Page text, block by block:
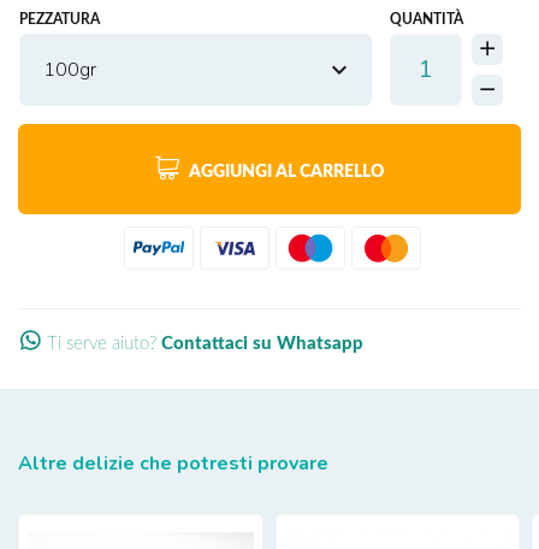
PEZZATURA
100gr
QUANTITÀ
AGGIUNGI AL CARRELLO
Ti serve aiuto? Contattaci su Whatsapp
Altre delizie che potresti provare